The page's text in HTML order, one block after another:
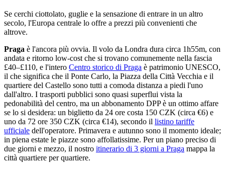
Se cerchi ciottolato, guglie e la sensazione di entrare in un altro
secolo, l'Europa centrale lo offre a prezzi più convenienti che
altrove.
Praga è l'ancora più ovvia. Il volo da Londra dura circa 1h55m, con
andata e ritorno low-cost che si trovano comunemente nella fascia
£40–£110, e l'intero Centro storico di Praga è patrimonio UNESCO,
il che significa che il Ponte Carlo, la Piazza della Città Vecchia e il
quartiere del Castello sono tutti a comoda distanza a piedi l'uno
dall'altro. I trasporti pubblici sono quasi superflui vista la
pedonabilità del centro, ma un abbonamento DPP è un ottimo affare
se lo si desidera: un biglietto da 24 ore costa 150 CZK (circa €6) e
uno da 72 ore 350 CZK (circa €14), secondo il listino tariffe
ufficiale dell'operatore. Primavera e autunno sono il momento ideale;
in piena estate le piazze sono affollatissime. Per un piano preciso di
due giorni e mezzo, il nostro itinerario di 3 giorni a Praga mappa la
città quartiere per quartiere.